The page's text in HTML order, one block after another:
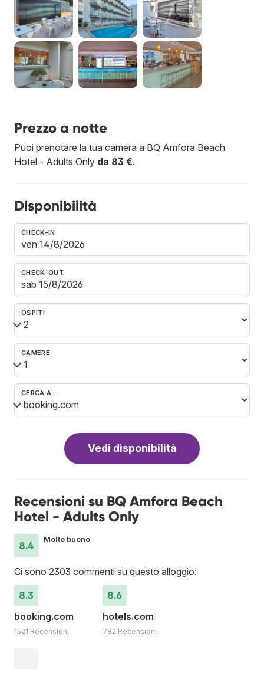
Prezzo a notte
Puoi prenotare la tua camera a BQ Amfora Beach
Hotel - Adults Only da 83 €.
Disponibilità
CHECK-IN
CHECK-OUT
OSPITI
CAMERE
CERCA A…
Vedi disponibilità
Recensioni su BQ Amfora Beach
Hotel - Adults Only
8.4
Molto buono
Ci sono 2303 commenti su questo alloggio:
8.3
booking.com
1521 Recensioni
8.6
hotels.com
782 Recensioni